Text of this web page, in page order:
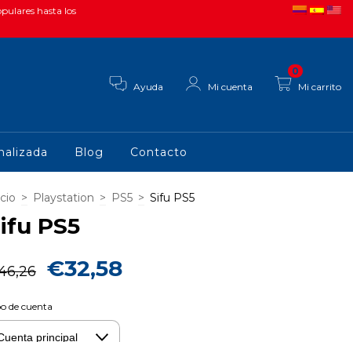
hasta los
Ayuda Mi cuenta Mi carrito
0
Blog Contacto
> Playstation > PS5 > Sifu PS5
PS5
€32,58
de cuenta